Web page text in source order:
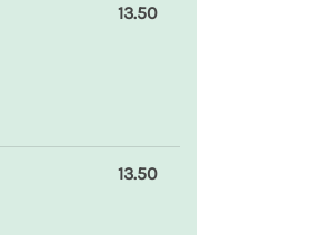
13.50
13.50